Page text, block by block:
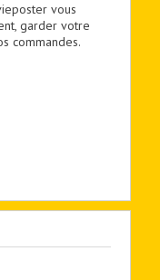
vous
garder votre
commandes.